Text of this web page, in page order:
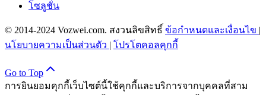
โซลูชั่น
© 2014-2024 Vozwei.com. สงวนลิขสิทธิ์ ข้อกำหนดและเงื่อนไข |
นโยบายความเป็นส่วนตัว | โปรโตคอลคุกกี้
Go to Top
การยินยอมคุกกี้เว็บไซต์นี้ใช้คุกกี้และบริการจากบุคคลที่สาม